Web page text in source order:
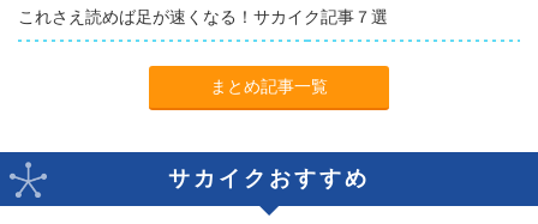
これさえ読めば足が速くなる！サカイク記事７選
まとめ記事一覧
サカイクおすすめ